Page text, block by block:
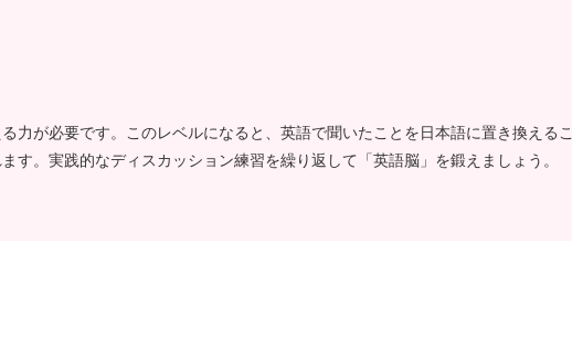
力が必要です。このレベルになると、英語で聞いたことを日本語に置き換えるこ
す。実践的なディスカッション練習を繰り返して「英語脳」を鍛えましょう。